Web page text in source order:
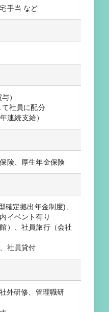
手当 など
）
社員に配分
連続支給）
険、厚生年金保険
確定拠出年金制度)、
イベント有り
）、社員旅行（会社
社員貸付
外研修、管理職研